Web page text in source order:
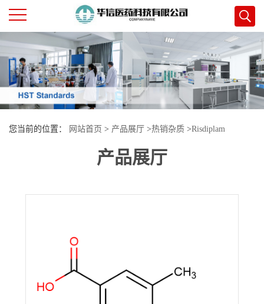
公
司
首
页
司
您当前的位置： 网站首页 > 产品展厅 >热销杂质 >Risdiplam
产品展厅